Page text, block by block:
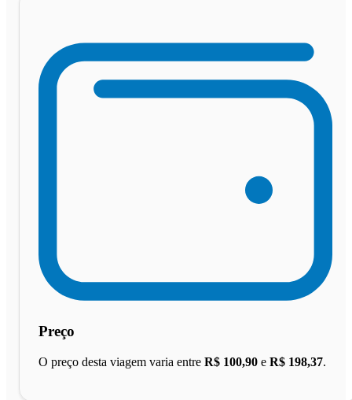
Preço
O preço desta viagem varia entre R$ 100,90 e R$ 198,37.